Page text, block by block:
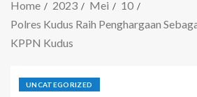
Home 2023 Mei
10
Polres Kudus Raih Penghargaan
KPPN Kudus
UNCATEGORIZED